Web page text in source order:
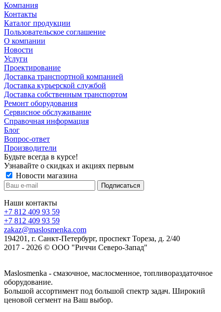
Компания
Контакты
Каталог продукции
Пользовательское соглашение
О компании
Новости
Услуги
Проектирование
Доставка транспортной компанией
Доставка курьерской службой
Доставка собственным транспортом
Ремонт оборудования
Сервисное обслуживание
Справочная информация
Блог
Вопрос-ответ
Производители
Будьте всегда в курсе!
Узнавайте о скидках и акциях первым
Новости магазина
Наши контакты
+7 812 409 93 59
+7 812 409 93 59
zakaz@maslosmenka.com
194201, г. Санкт-Петербург, проспект Тореза, д. 2/40
2017 - 2026 © ООО "Риччи Северо-Запад"
Maslosmenka - смазочное, маслосменное, топливораздаточное
оборудование.
Большой ассортимент под большой спектр задач. Широкий
ценовой сегмент на Ваш выбор.